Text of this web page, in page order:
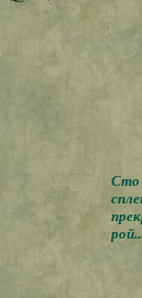
Сто